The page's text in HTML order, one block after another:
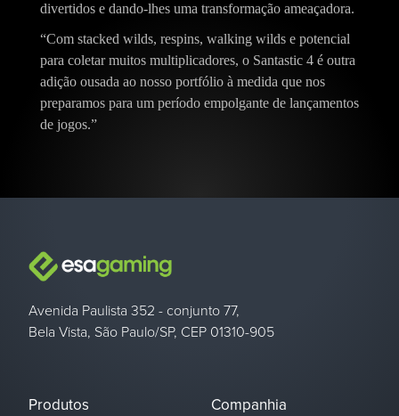
divertidos e dando-lhes uma transformação ameaçadora.
“Com stacked wilds, respins, walking wilds e potencial
para coletar muitos multiplicadores, o Santastic 4 é outra
adição ousada ao nosso portfólio à medida que nos
preparamos para um período empolgante de lançamentos
de jogos.”
Avenida Paulista 352 - conjunto 77,
Bela Vista, São Paulo/SP, CEP 01310-905
Produtos Companhia